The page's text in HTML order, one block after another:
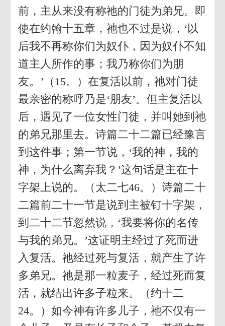
前，主从来没有称祂的门徒为弟兄。即
使在约翰十五章，祂也不过是说，‘以
后我不再称你们为奴仆，因为奴仆不知
道主人所作的事；我乃称你们为朋
友。’（15。）在复活以前，祂对门徒
最亲密的称呼乃是‘朋友’。但主复活以
后，遇见了一位女性门徒，并叫她到祂
的弟兄那里去。诗篇二十二篇已经豫言
到这件事；第一节说，‘我的神，我的
神，为什么离弃我？’这句话是主在十
字架上说的。（太二七46。）诗篇二十
二篇前二十一节是说到主被钉十字架，
到二十二节忽然说，‘我要将你的名传
与我的弟兄。’这证明主经过了死而进
入复活。祂经过死与复活，就产生了许
多弟兄。祂是那一粒麦子，经过死而复
活，就结出许多子粒来。（约十二
24。）如今神有许多儿子，祂不仅有一